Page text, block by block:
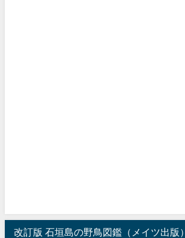
改訂版 石垣島の野鳥図鑑（メイツ出版）